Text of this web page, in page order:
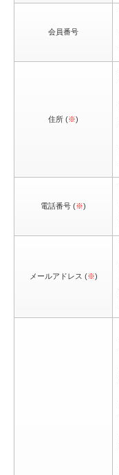
会員番号
住所 (※)
電話番号 (※)
メールアドレス (※)